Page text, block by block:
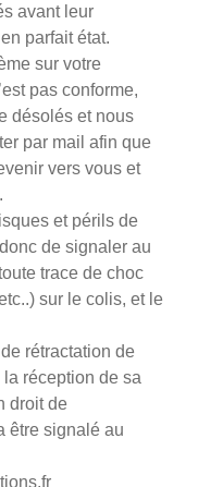
avant leur
parfait état.
sur votre
pas conforme,
désolés et nous
par mail afin que
vers vous et
et périls de
de signaler au
trace de choc
sur le colis, et le
rétractation de
réception de sa
droit de
être signalé au